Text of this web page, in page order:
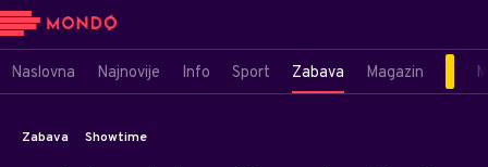
Naslovna Najnovije Info Sport Zabava Magazin
Zabava Showtime